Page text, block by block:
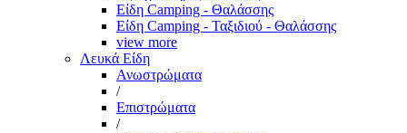
Είδη Camping - Θαλάσσης
Είδη Camping - Ταξιδιού - Θαλάσσης
view more
Λευκά Είδη
Ανωστρώματα
/
Επιστρώματα
/